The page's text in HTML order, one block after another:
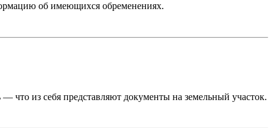
об имеющихся обременениях.
что из себя представляют документы на земельный участок.